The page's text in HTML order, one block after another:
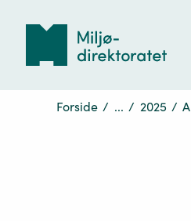
Forside / ... / 2025 /